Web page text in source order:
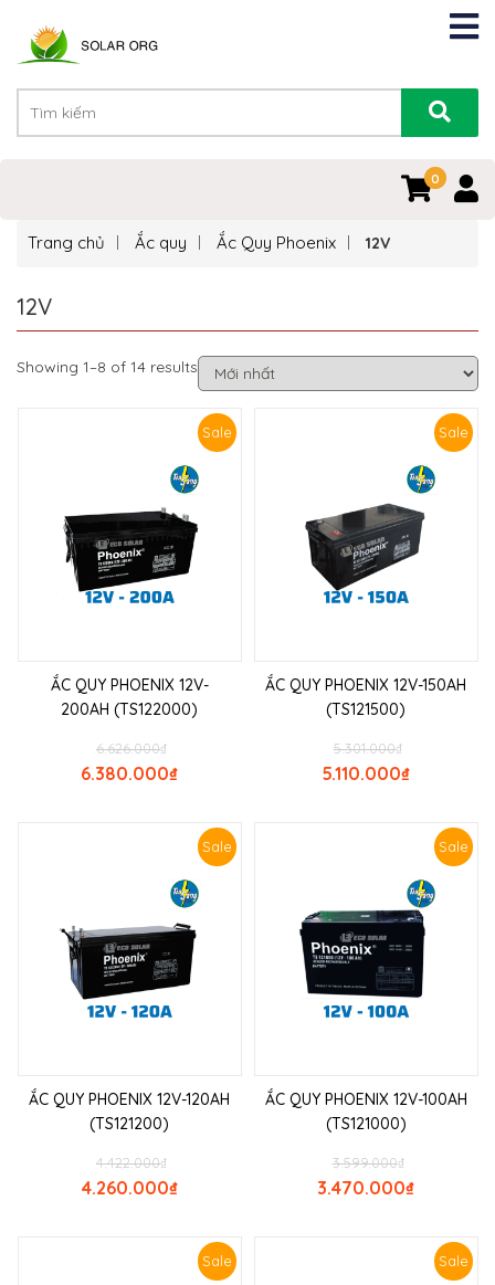
0
0
Trang chủ Ắc quy Ắc Quy Phoenix 12V
12V
Showing 1–8 of 14 results
Sale
ẮC QUY PHOENIX 12V-
200AH (TS122000)
₫
6.626.000
₫
6.380.000
Sale
ẮC QUY PHOENIX 12V-150AH
(TS121500)
₫
5.301.000
₫
5.110.000
Sale
ẮC QUY PHOENIX 12V-120AH
(TS121200)
₫
4.422.000
₫
4.260.000
Sale
ẮC QUY PHOENIX 12V-100AH
(TS121000)
₫
3.599.000
₫
3.470.000
Sale Sale